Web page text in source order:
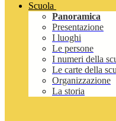
Scuola
Panoramica
Presentazione
I luoghi
Le persone
I numeri della
Le carte della
Organizzazione
La storia